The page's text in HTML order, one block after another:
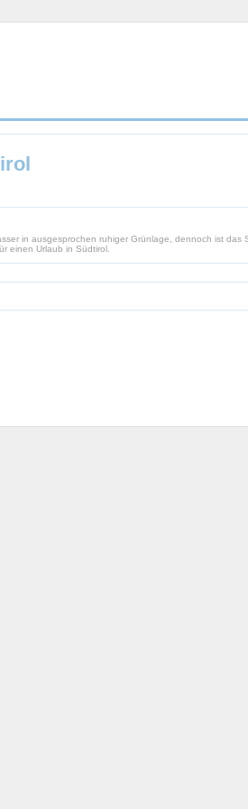
in ausgesprochen ruhiger Grünlage, dennoch ist
einen Urlaub in Südtirol.